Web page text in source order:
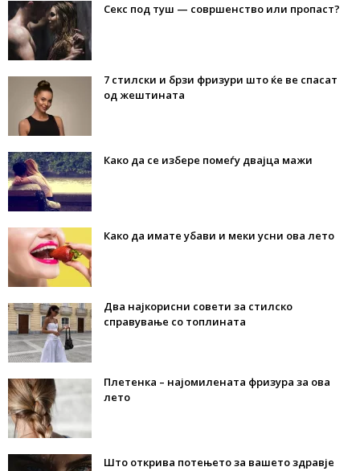
Секс под туш — совршенство или пропаст?
7 стилски и брзи фризури што ќе ве спасат
од жештината
Како да се избере помеѓу двајца мажи
Како да имате убави и меки усни ова лето
Два најкорисни совети за стилско
справување со топлината
Плетенка – најомилената фризура за ова
лето
Што открива потењето за вашето здравје